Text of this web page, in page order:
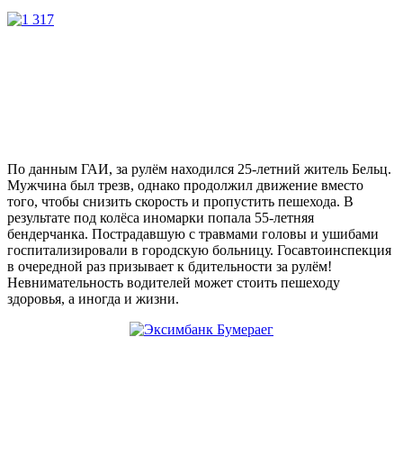
По данным ГАИ, за рулём находился 25-летний житель Бельц.
Мужчина был трезв, однако продолжил движение вместо
того, чтобы снизить скорость и пропустить пешехода. В
результате под колёса иномарки попала 55-летняя
бендерчанка. Пострадавшую с травмами головы и ушибами
госпитализировали в городскую больницу. Госавтоинспекция
в очередной раз призывает к бдительности за рулём!
Невнимательность водителей может стоить пешеходу
здоровья, а иногда и жизни.